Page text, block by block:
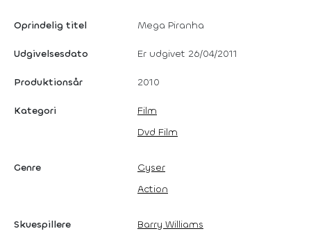
Oprindelig titel Mega Piranha
Udgivelsesdato Er udgivet 26/04/2011
Produktionsår 2010
Kategori
Film
Dvd Film
Genre
Gyser
Action
Skuespillere
Barry Williams